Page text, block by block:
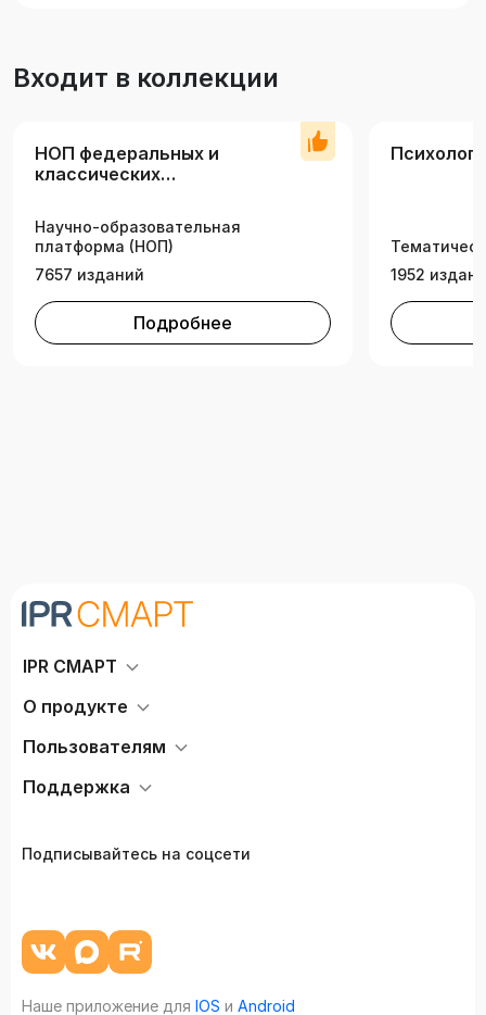
дисциплины, ориентированные на развитие
Входит в коллекции
НОП федеральных и
классических
Научно-образовательная
платформа (НОП)
7657 изданий
Подробнее
1952
IPR СМАРТ
О продукте
Пользователям
Поддержка
Подписывайтесь на соцсети
Наше приложение для IOS и Android